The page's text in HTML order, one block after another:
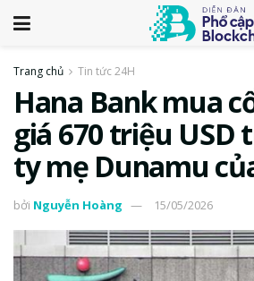
Trang chủ Tin tức 24H
Hana Bank mua
giá 670 triệu USD
ty mẹ Dunamu
bởi Nguyễn Hoàng 15/05/2026